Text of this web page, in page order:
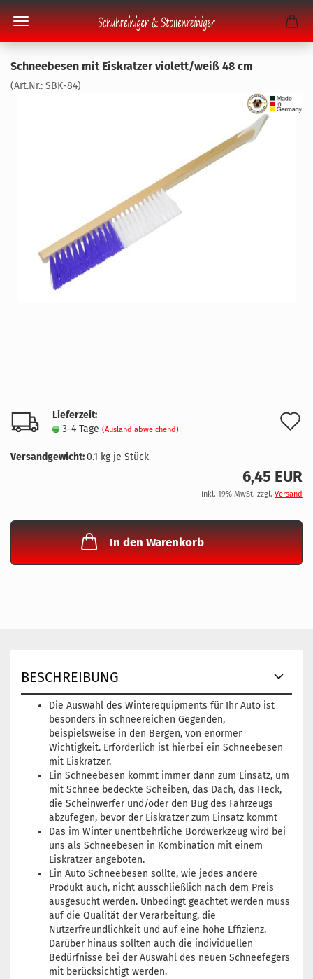
Schnee­be­sen mit Eis­krat­zer vio­lett/weiß 48 cm
(Art.Nr.: SBK-​84)
Lieferzeit:
3-4 Tage (Ausland abweichend)
Versandgewicht:0.1 kg je Stück
6,45 EUR
inkl. 19% MwSt. zzgl. Versand
In den Warenkorb
BESCHREIBUNG
Die Auswahl des Winterequipments für Ihr Auto ist
besonders in schneereichen Gegenden,
beispielsweise in den Bergen, von enormer
Wichtigkeit. Erforderlich ist hierbei ein Schneebesen
mit Eiskratzer.
Ein Schneebesen kommt immer dann zum Einsatz, um
mit Schnee bedeckte Scheiben, das Dach, das Heck,
die Scheinwerfer und/oder den Bug des Fahrzeugs
abzufegen, bevor der Eiskratzer zum Einsatz kommt
Das im Winter unentbehrliche Bordwerkzeug wird bei
uns als Schneebesen in Kombination mit einem
Eiskratzer angeboten.
Ein Auto Schneebesen sollte, wie jedes andere
Produkt auch, nicht ausschließlich nach dem Preis
ausgesucht werden. Unbedingt geachtet werden muss
auf die Qualität der Verarbeitung, die
Nutzerfreundlichkeit und auf eine hohe Effizienz.
Darüber hinaus sollten auch die individuellen
Bedürfnisse bei der Auswahl des neuen Schneefegers
mit berücksichtigt werden.